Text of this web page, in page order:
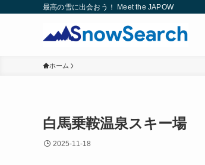
最高の雪に出会おう！ Meet the JAPOW
ホーム
白馬乗鞍温泉スキー場
2025-11-18